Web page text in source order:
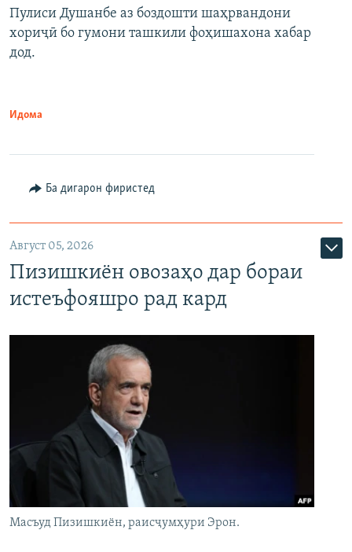
Пулиси Душанбе аз боздошти шаҳрвандони
хориҷӣ бо гумони ташкили фоҳишахона хабар
дод.
Идома
Ба дигарон фиристед
Август 05, 2026
Пизишкиён овозаҳо дар бораи
истеъфояшро рад кард
Масъуд Пизишкиён, раисҷумҳури Эрон.